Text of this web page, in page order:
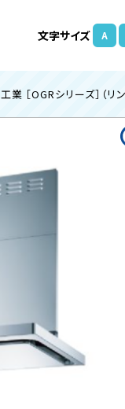
文字サイズ A
［OGRシリーズ］（リン